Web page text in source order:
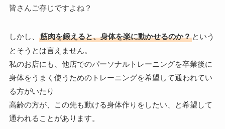
皆さんご存じですよね？
しかし、 筋肉を鍛えると、身体を楽に動かせるのか？という
とそうとは言えません。
私のお店にも、他店でのパーソナルトレーニングを卒業後に
身体をうまく使うためのトレーニングを希望して通われてい
る方がいたり
高齢の方が、この先も動ける身体作りをしたい、と希望して
通われることがあります。